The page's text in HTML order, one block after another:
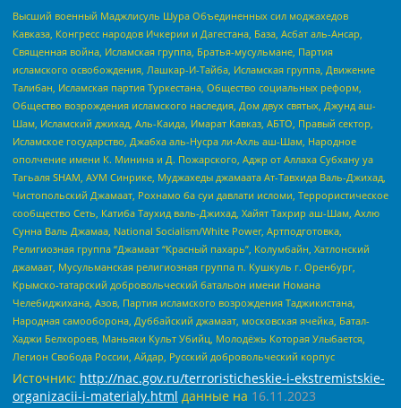
Высший военный Маджлисуль Шура Объединенных сил моджахедов
Кавказа, Конгресс народов Ичкерии и Дагестана, База, Асбат аль-Ансар,
Священная война, Исламская группа, Братья-мусульмане, Партия
исламского освобождения, Лашкар-И-Тайба, Исламская группа, Движение
Талибан, Исламская партия Туркестана, Общество социальных реформ,
Общество возрождения исламского наследия, Дом двух святых, Джунд аш-
Шам, Исламский джихад, Аль-Каида, Имарат Кавказ, АБТО, Правый сектор,
Исламское государство, Джабха аль-Нусра ли-Ахль аш-Шам, Народное
ополчение имени К. Минина и Д. Пожарского, Аджр от Аллаха Субхану уа
Тагьаля SHAM, АУМ Синрике, Муджахеды джамаата Ат-Тавхида Валь-Джихад,
Чистопольский Джамаат, Рохнамо ба суи давлати исломи, Террористическое
сообщество Сеть, Катиба Таухид валь-Джихад, Хайят Тахрир аш-Шам, Ахлю
Сунна Валь Джамаа, National Socialism/White Power, Артподготовка,
Религиозная группа “Джамаат “Красный пахарь”, Колумбайн, Хатлонский
джамаат, Мусульманская религиозная группа п. Кушкуль г. Оренбург,
Крымско-татарский добровольческий батальон имени Номана
Челебиджихана, Азов, Партия исламского возрождения Таджикистана,
Народная самооборона, Дуббайский джамаат, московская ячейка, Батал-
Хаджи Белхороев, Маньяки Культ Убийц, Молодёжь Которая Улыбается,
Легион Свобода России, Айдар, Русский добровольческий корпус
Источник: http://nac.gov.ru/terroristicheskie-i-ekstremistskie-
organizacii-i-materialy.html данные на 16.11.2023